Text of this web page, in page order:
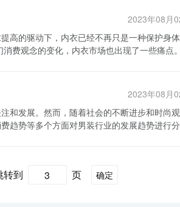
说，中国内衣产业链形
完善了销售渠道和品牌营销手段。这些因素共
力资源匮乏的问题，导致劳动力成本上升，
展现
发展。
方面都积累了丰富的经验，并且在市场上建
注重产品的时尚感和舒适度，在年轻一代消
空间，许多品牌通过电商平台的推广和销售
需求进行精细化的市场定位和产品推广。 其
基础，消费者越来越关注内衣的面料、制作工
技术含量。此外，价格也是消费者选择内衣
。同时，服务也是品牌竞争的一个重要方面
快速发展，内衣品牌需要善于借助电商渠道来
2023年08月
高的驱动下，内衣已经不再只是一种保护身
业在产品设计上需要注重创新，并及时抓住
大
济的快速发展和人民生活水平的提高，为内
足不同人群的需求。第三，内衣企业要加强品
还可以通过电子商务和线上渠道扩大市场份额
2023年08月
和发展。然而，随着社会的不断进步和时尚
趋势等多个方面对男装行业的发展趋势进行分
不断增加。 其次，在设计潮流方
然而现在的男装设计师们更加注重细节和品质
注重面料、剪裁和工艺等方面的提升。同时，
转到 页 确定